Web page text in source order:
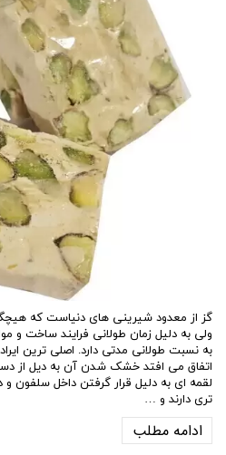
گز از معدود شیرینی های دنیاست که
ولی به دلیل زمان طولانی فرایند ساخت و
به نسبت طولانی مدتی دارد. اصلی ترین
اتفاق می افتد خشک شدن آن به دیل از
لقمه ای به دلیل قرار گرفتن داخل سلفون
تری دارند و …
ادامه مطلب